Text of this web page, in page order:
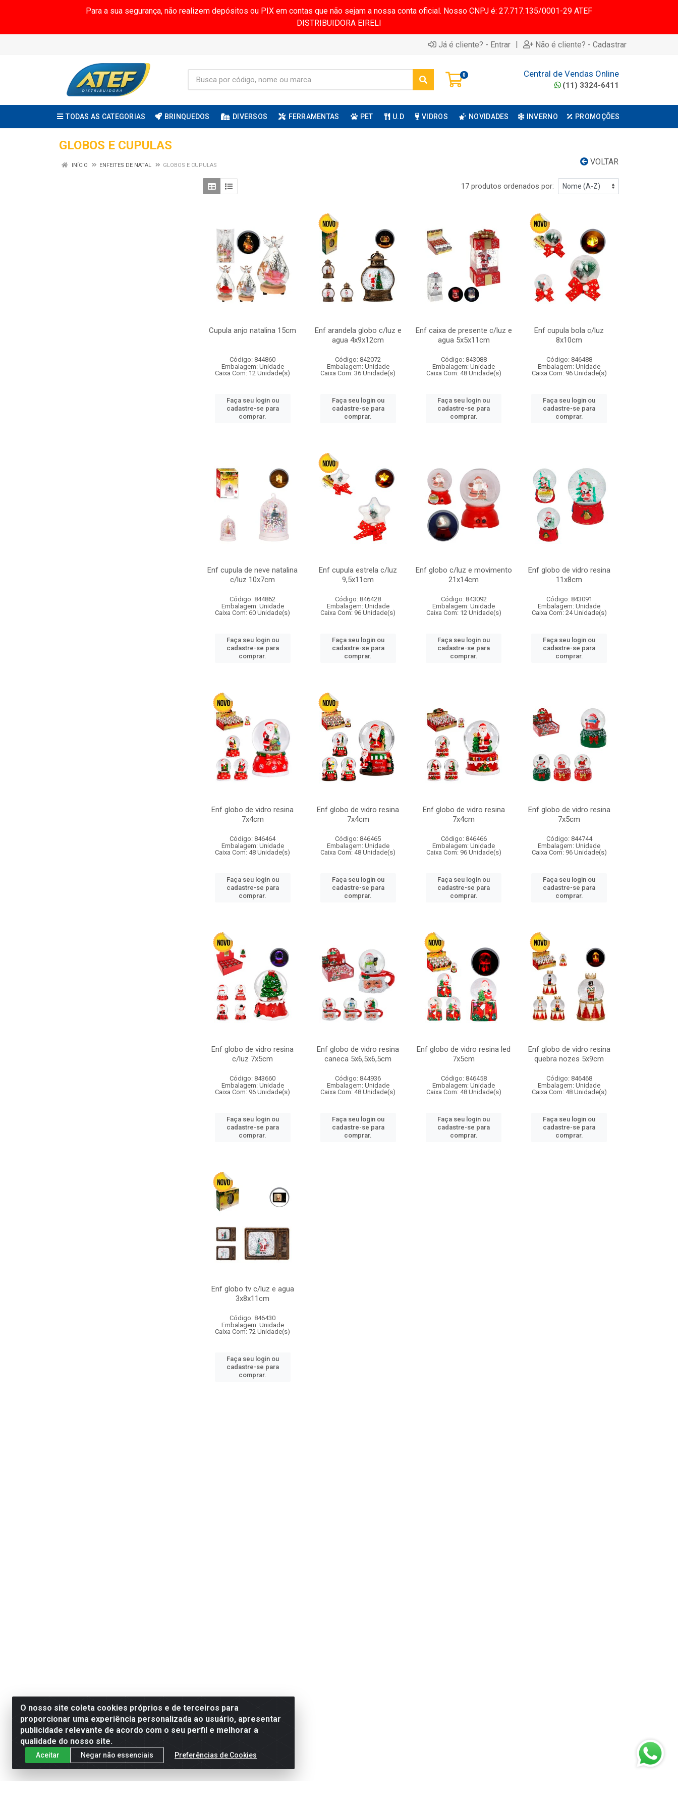
Para a sua segurança, não realizem depósitos ou PIX em contas que não sejam a nossa conta oficial. Nosso CNPJ é: 27.717.135/0001-29 ATEF
DISTRIBUIDORA EIRELI
Já é cliente? - Entrar | Não é cliente? - Cadastrar
0 Central de Vendas Online
(11) 3324-6411
TODAS AS CATEGORIAS BRINQUEDOS DIVERSOS FERRAMENTAS PET U.D VIDROS NOVIDADES INVERNO PROMOÇÕES
GLOBOS E CUPULAS
VOLTAR
INÍCIO ENFEITES DE NATAL GLOBOS E CUPULAS
17 produtos ordenados por:
Cupula anjo natalina 15cm
Código: 844860
Embalagem: Unidade
Caixa Com: 12 Unidade(s)
Faça seu login ou
cadastre-se para
comprar.
Enf arandela globo c/luz e
agua 4x9x12cm
Código: 842072
Embalagem: Unidade
Caixa Com: 36 Unidade(s)
Faça seu login ou
cadastre-se para
comprar.
Enf caixa de presente c/luz e
agua 5x5x11cm
Código: 843088
Embalagem: Unidade
Caixa Com: 48 Unidade(s)
Faça seu login ou
cadastre-se para
comprar.
Enf cupula bola c/luz
8x10cm
Código: 846488
Embalagem: Unidade
Caixa Com: 96 Unidade(s)
Faça seu login ou
cadastre-se para
comprar.
Enf cupula de neve natalina
c/luz 10x7cm
Código: 844862
Embalagem: Unidade
Caixa Com: 60 Unidade(s)
Faça seu login ou
cadastre-se para
comprar.
Enf cupula estrela c/luz
9,5x11cm
Código: 846428
Embalagem: Unidade
Caixa Com: 96 Unidade(s)
Faça seu login ou
cadastre-se para
comprar.
Enf globo c/luz e movimento
21x14cm
Código: 843092
Embalagem: Unidade
Caixa Com: 12 Unidade(s)
Faça seu login ou
cadastre-se para
comprar.
Enf globo de vidro resina
11x8cm
Código: 843091
Embalagem: Unidade
Caixa Com: 24 Unidade(s)
Faça seu login ou
cadastre-se para
comprar.
Enf globo de vidro resina
7x4cm
Código: 846464
Embalagem: Unidade
Caixa Com: 48 Unidade(s)
Faça seu login ou
cadastre-se para
comprar.
Enf globo de vidro resina
7x4cm
Código: 846465
Embalagem: Unidade
Caixa Com: 48 Unidade(s)
Faça seu login ou
cadastre-se para
comprar.
Enf globo de vidro resina
7x4cm
Código: 846466
Embalagem: Unidade
Caixa Com: 96 Unidade(s)
Faça seu login ou
cadastre-se para
comprar.
Enf globo de vidro resina
7x5cm
Código: 844744
Embalagem: Unidade
Caixa Com: 96 Unidade(s)
Faça seu login ou
cadastre-se para
comprar.
Enf globo de vidro resina
c/luz 7x5cm
Código: 843660
Embalagem: Unidade
Caixa Com: 96 Unidade(s)
Faça seu login ou
cadastre-se para
comprar.
Enf globo de vidro resina
caneca 5x6,5x6,5cm
Código: 844936
Embalagem: Unidade
Caixa Com: 48 Unidade(s)
Faça seu login ou
cadastre-se para
comprar.
Enf globo de vidro resina led
7x5cm
Código: 846458
Embalagem: Unidade
Caixa Com: 48 Unidade(s)
Faça seu login ou
cadastre-se para
comprar.
Enf globo de vidro resina
quebra nozes 5x9cm
Código: 846468
Embalagem: Unidade
Caixa Com: 48 Unidade(s)
Faça seu login ou
cadastre-se para
comprar.
Enf globo tv c/luz e agua
3x8x11cm
Código: 846430
Embalagem: Unidade
Caixa Com: 72 Unidade(s)
Faça seu login ou
cadastre-se para
comprar.
O nosso site coleta cookies próprios e de terceiros para
proporcionar uma experiência personalizada ao usuário, apresentar
publicidade relevante de acordo com o seu perfil e melhorar a
qualidade do nosso site.
Aceitar Negar não essenciais Preferências de Cookies